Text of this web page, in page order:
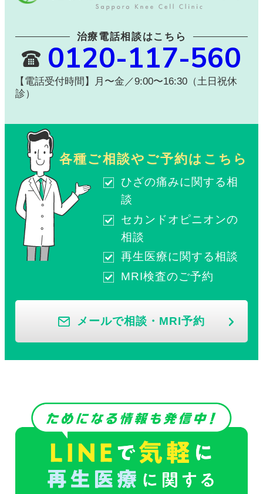
治療電話相談はこちら
0120-117-560
【電話受付時間】月〜金／9:00〜16:30（土日祝休
診）
各種ご相談やご予約はこちら
ひざの痛みに関する相
談
セカンドオピニオンの
相談
再生医療に関する相談
MRI検査のご予約
メールで相談・MRI予約